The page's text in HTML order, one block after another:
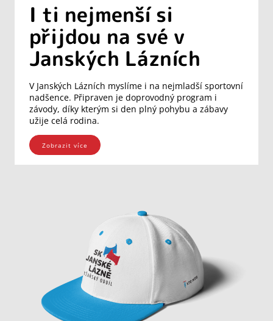
I ti nejmenší si
přijdou na své v
Janských Lázních
V Janských Lázních myslíme i na nejmladší sportovní
nadšence. Připraven je doprovodný program i
závody, díky kterým si den plný pohybu a zábavy
užije celá rodina.
Zobrazit více